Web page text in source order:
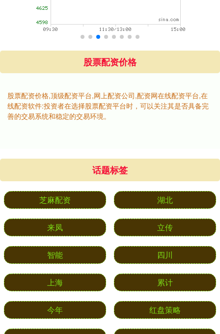
股票配资价格
股票配资价格,顶级配资平台,网上配资公司,配资网在线配资平台,在
线配资软件:投资者在选择股票配资平台时，可以关注其是否具备完
善的交易系统和稳定的交易环境。
话题标签
芝麻配资 湖北
来凤 立传
智能 四川
上海 累计
今年 红盘策略